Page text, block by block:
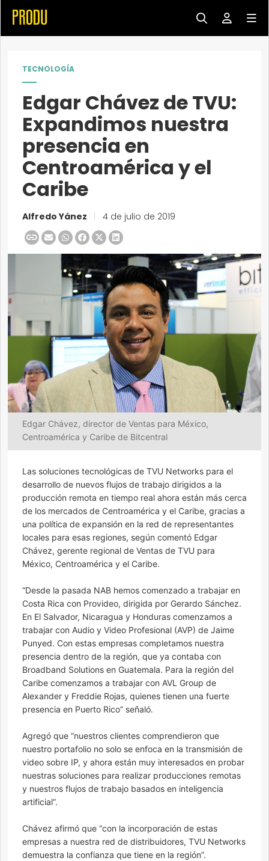
TECNOLOGÍA
Edgar Chávez de TVU:
Expandimos nuestra
presencia en
Centroamérica y el
Caribe
Alfredo Yánez 4 de julio de 2019
Edgar Chávez, director de Ventas para México,
Centroamérica y Caribe de Bitcentral
Las soluciones tecnológicas de TVU Networks para el
desarrollo de nuevos flujos de trabajo dirigidos a la
producción remota en tiempo real ahora están más cerca
de los mercados de Centroamérica y el Caribe, gracias a
una política de expansión en la red de representantes
locales para esas regiones, según comentó Edgar
Chávez, gerente regional de Ventas de TVU para
México, Centroamérica y el Caribe.
“Desde la pasada NAB hemos comenzado a trabajar en
Costa Rica con Provideo, dirigida por Gerardo Sánchez.
En El Salvador, Nicaragua y Honduras comenzamos a
trabajar con Audio y Video Profesional (AVP) de Jaime
Punyed. Con estas empresas completamos nuestra
presencia dentro de la región, que ya contaba con
Broadband Solutions en Guatemala. Para la región del
Caribe comenzamos a trabajar con AVL Group de
Alexander y Freddie Rojas, quienes tienen una fuerte
presencia en Puerto Rico” señaló.
Agregó que “nuestros clientes comprendieron que
nuestro portafolio no solo se enfoca en la transmisión de
video sobre IP, y ahora están muy interesados en probar
nuestras soluciones para realizar producciones remotas
y nuestros flujos de trabajo basados en inteligencia
artificial”.
Chávez afirmó que “con la incorporación de estas
empresas a nuestra red de distribuidores, TVU Networks
demuestra la confianza que tiene en la región”.